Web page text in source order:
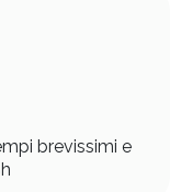
brevissimi e